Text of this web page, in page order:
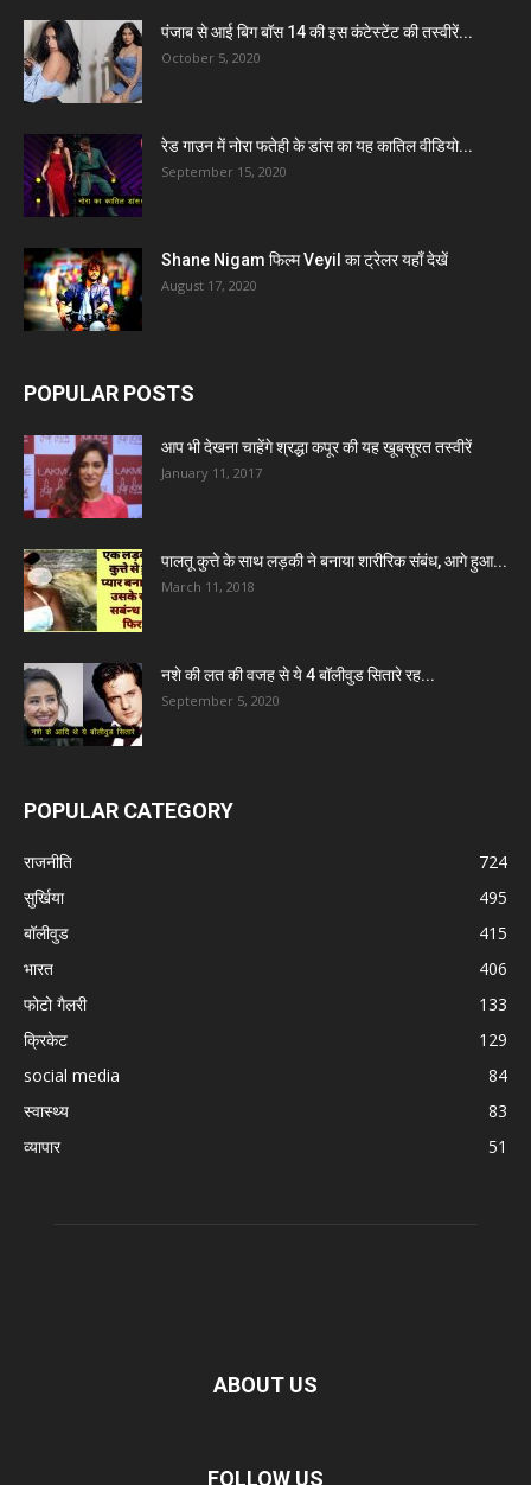
पंजाब से आई बिग बॉस 14 की इस कंटेस्टेंट की तस्वीरें...
October 5, 2020
रेड गाउन में नोरा फतेही के डांस का यह कातिल वीडियो...
September 15, 2020
Shane Nigam फिल्म Veyil का ट्रेलर यहाँ देखें
August 17, 2020
POPULAR POSTS
आप भी देखना चाहेंगे श्रद्धा कपूर की यह खूबसूरत तस्वीरें
January 11, 2017
पालतू कुत्ते के साथ लड़की ने बनाया शारीरिक संबंध, आगे हुआ...
March 11, 2018
नशे की लत की वजह से ये 4 बॉलीवुड सितारे रह...
September 5, 2020
POPULAR CATEGORY
राजनीति
724
सुर्खिया
495
बॉलीवुड
415
भारत
406
फोटो गैलरी
133
क्रिकेट
129
social media
84
स्वास्थ्य
83
व्यापार
51
ABOUT US
FOLLOW US